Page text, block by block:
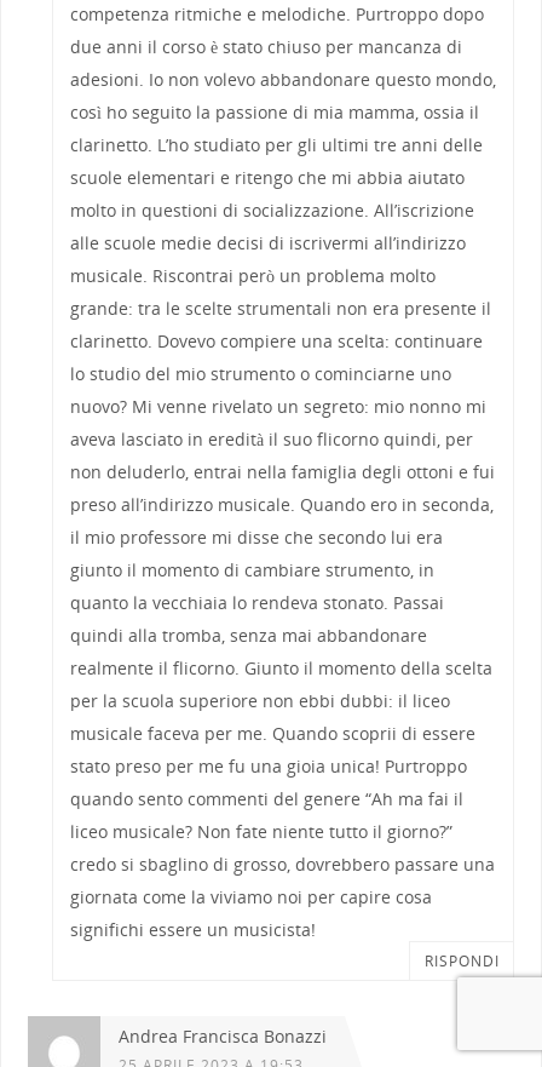
competenza ritmiche e melodiche. Purtroppo dopo
due anni il corso è stato chiuso per mancanza di
adesioni. Io non volevo abbandonare questo mondo,
così ho seguito la passione di mia mamma, ossia il
clarinetto. L’ho studiato per gli ultimi tre anni delle
scuole elementari e ritengo che mi abbia aiutato
molto in questioni di socializzazione. All’iscrizione
alle scuole medie decisi di iscrivermi all’indirizzo
musicale. Riscontrai però un problema molto
grande: tra le scelte strumentali non era presente il
clarinetto. Dovevo compiere una scelta: continuare
lo studio del mio strumento o cominciarne uno
nuovo? Mi venne rivelato un segreto: mio nonno mi
aveva lasciato in eredità il suo flicorno quindi, per
non deluderlo, entrai nella famiglia degli ottoni e fui
preso all’indirizzo musicale. Quando ero in seconda,
il mio professore mi disse che secondo lui era
giunto il momento di cambiare strumento, in
quanto la vecchiaia lo rendeva stonato. Passai
quindi alla tromba, senza mai abbandonare
realmente il flicorno. Giunto il momento della scelta
per la scuola superiore non ebbi dubbi: il liceo
musicale faceva per me. Quando scoprii di essere
stato preso per me fu una gioia unica! Purtroppo
quando sento commenti del genere “Ah ma fai il
liceo musicale? Non fate niente tutto il giorno?”
credo si sbaglino di grosso, dovrebbero passare una
giornata come la viviamo noi per capire cosa
significhi essere un musicista!
RISPONDI
Andrea Francisca Bonazzi